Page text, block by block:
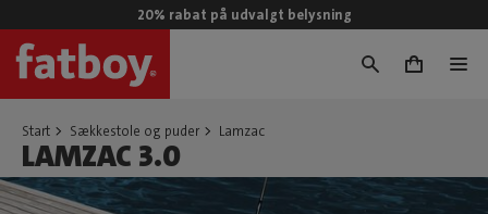
20% rabat på udvalgt belysning
0
Start Sækkestole og puder Lamzac
LAMZAC 3.0